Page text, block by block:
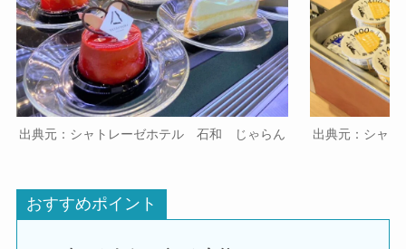
出典元：シャトレーゼホテル 石和 じゃらん 出典元：シャ
おすすめポイント